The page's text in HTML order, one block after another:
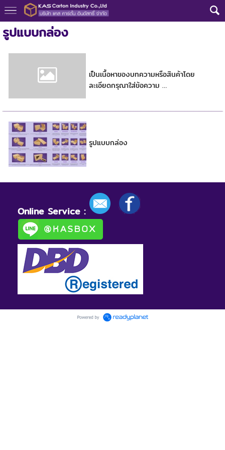
รูปแบบกล่อง
เป็นเนื้อหาของบทความหรือสินค้าโดย
ละเอียดกรุณาใส่ข้อความ …
รูปแบบกล่อง
Online Service :